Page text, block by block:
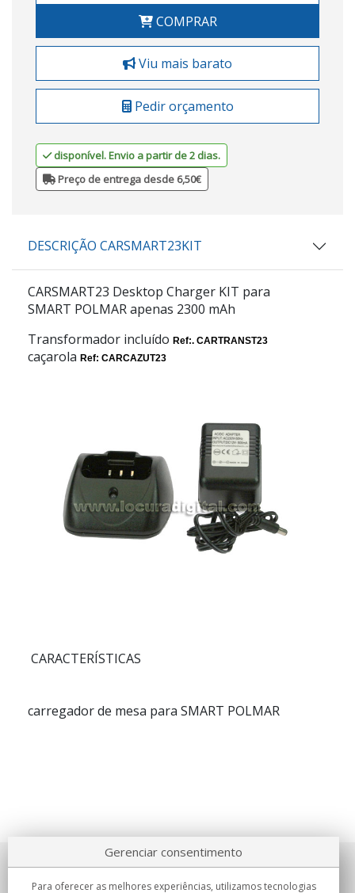
COMPRAR
Viu mais barato
Pedir orçamento
disponível. Envio a partir de 2 dias.
Preço de entrega desde 6,50€
DESCRIÇÃO CARSMART23KIT
CARSMART23 Desktop Charger KIT para
SMART POLMAR apenas 2300 mAh
Transformador incluído Ref:. CARTRANST23
caçarola Ref: CARCAZUT23
CARACTERÍSTICAS
carregador de mesa para SMART POLMAR
Sobre nosotros
Gerenciar consentimento
Para oferecer as melhores experiências, utilizamos tecnologias